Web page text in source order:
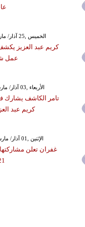
GMT 13:54 2021 الخميس ,25 آذار/ مارس
كريم عبد العزيز
عمل
GMT 06:52 2021 الأربعاء ,03 آذار/ مارس
كريم عبد
GMT 07:24 2021 الإثنين ,01 آذار/ مارس